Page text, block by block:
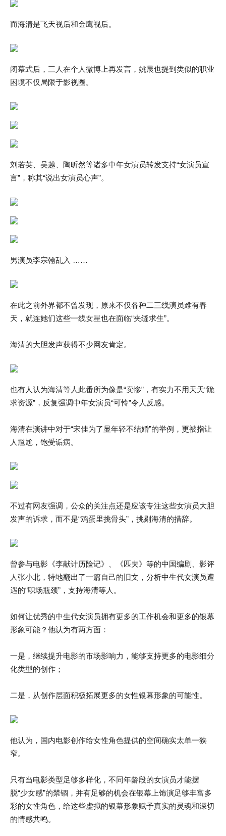
而海清是飞天视后和金鹰视后。
闭幕式后，三人在个人微博上再发言，姚晨也提到类似的职业
困境不仅局限于影视圈。
刘若英、吴越、陶昕然等诸多中年女演员转发支持“女演员宣
言”，称其“说出女演员心声”。
男演员李宗翰乱入 ……
在此之前外界都不曾发现，原来不仅各种二三线演员难有春
天，就连她们这些一线女星也在面临“夹缝求生”。
海清的大胆发声获得不少网友肯定。
也有人认为海清等人此番所为像是“卖惨”，有实力不用天天“跪
求资源”，反复强调中年女演员“可怜”令人反感。
海清在演讲中对于“宋佳为了显年轻不结婚”的举例，更被指让
人尴尬，饱受诟病。
不过有网友强调，公众的关注点还是应该专注这些女演员大胆
发声的诉求，而不是“鸡蛋里挑骨头”，挑剔海清的措辞。
曾参与电影《李献计历险记》、《匹夫》等的中国编剧、影评
人张小北，特地翻出了一篇自己的旧文，分析中生代女演员遭
遇的“职场瓶颈”，支持海清等人。
如何让优秀的中生代女演员拥有更多的工作机会和更多的银幕
形象可能？他认为有两方面：
一是，继续提升电影的市场影响力，能够支持更多的电影细分
化类型的创作；
二是，从创作层面积极拓展更多的女性银幕形象的可能性。
他认为，国内电影创作给女性角色提供的空间确实太单一狭
窄。
只有当电影类型足够多样化，不同年龄段的女演员才能摆
脱“少女感”的禁锢，并有足够的机会在银幕上饰演足够丰富多
彩的女性角色，给这些虚拟的银幕形象赋予真实的灵魂和深切
的情感共鸣。